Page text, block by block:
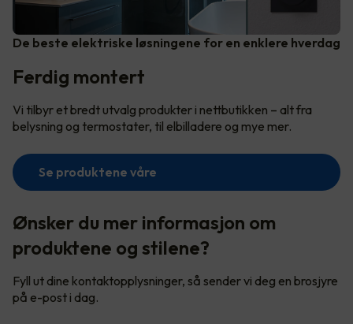
De beste elektriske løsningene for en enklere hverdag
Ferdig montert
Vi tilbyr et bredt utvalg produkter i nettbutikken – alt fra
belysning og termostater, til elbilladere og mye mer.
Se produktene våre
Ønsker du mer informasjon om
produktene og stilene?
Fyll ut dine kontaktopplysninger, så sender vi deg en brosjyre
på e-post i dag.